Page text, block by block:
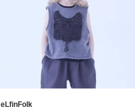
eLfinFolk